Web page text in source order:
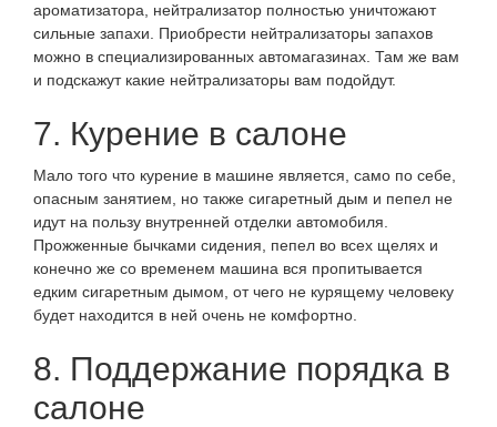
ароматизатора, нейтрализатор полностью уничтожают
сильные запахи. Приобрести нейтрализаторы запахов
можно в специализированных автомагазинах. Там же вам
и подскажут какие нейтрализаторы вам подойдут.
7. Курение в салоне
Мало того что курение в машине является, само по себе,
опасным занятием, но также сигаретный дым и пепел не
идут на пользу внутренней отделки автомобиля.
Прожженные бычками сидения, пепел во всех щелях и
конечно же со временем машина вся пропитывается
едким сигаретным дымом, от чего не курящему человеку
будет находится в ней очень не комфортно.
8. Поддержание порядка в
салоне